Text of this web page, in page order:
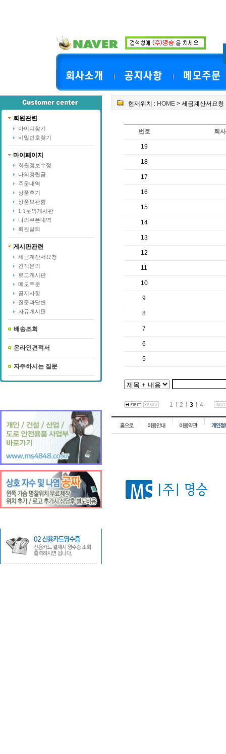
회원관련
아이디찾기
비밀번호찾기
마이페이지
회원정보수정
나의정립금
주문내역
상품후기
상품보관함
1:1문의게시판
나의쿠폰내역
회원탈퇴
게시판관련
세금계산서요청
견적문의
로고게시판
메모주문
공지사항
질문과답변
자유게시판
배송조회
온라인견적서
자주하시는 질문
현재위치 : HOME > 세금계산서요청
번호 회
19
18
17
16
15
14
13
12
11
10
9
8
7
6
5
1 2 3 4